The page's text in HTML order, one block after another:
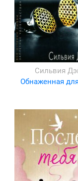
Сильвия
Обнаженная